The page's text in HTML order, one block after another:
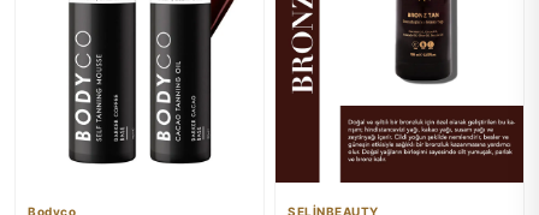
Bodyco SELİNBEAUTY